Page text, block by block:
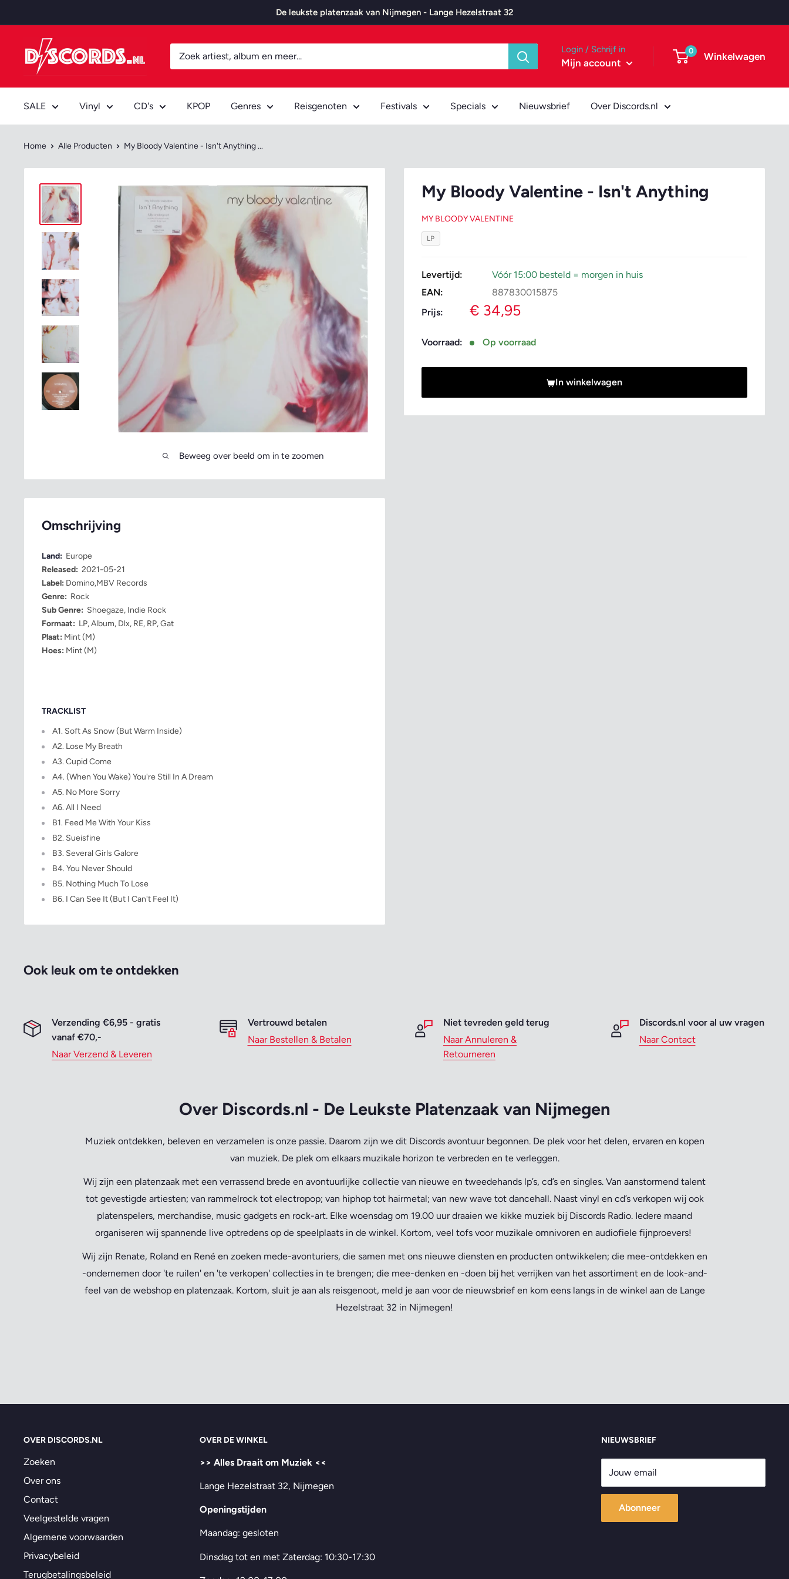
naar
De leukste platenzaak van Nijmegen - Lange Hezelstraat 32
Discords.nl Login / Schrijf in
Mijn account
0 Winkelwagen
SALE Vinyl CD's KPOP Genres Reisgenoten Festivals Specials Nieuwsbrief Over Discords.nl
Home Alle Producten My Bloody Valentine - Isn't Anything ...
Beweeg over beeld om in te zoomen
My Bloody Valentine - Isn't Anything
MY BLOODY VALENTINE
LP
Levertijd:
Vóór 15:00 besteld = morgen in huis
EAN:
887830015875
Prijs:
Verkoopprijs
€ 34,95
Voorraad: Op voorraad
In winkelwagen
Omschrijving
Land: Europe
Released: 2021-05-21
Label: Domino,MBV Records
Genre: Rock
Sub Genre: Shoegaze, Indie Rock
Formaat: LP, Album, Dlx, RE, RP, Gat
Plaat: Mint (M)
Hoes: Mint (M)
TRACKLIST
A1. Soft As Snow (But Warm Inside)
A2. Lose My Breath
A3. Cupid Come
A4. (When You Wake) You're Still In A Dream
A5. No More Sorry
A6. All I Need
B1. Feed Me With Your Kiss
B2. Sueisfine
B3. Several Girls Galore
B4. You Never Should
B5. Nothing Much To Lose
B6. I Can See It (But I Can't Feel It)
Ook leuk om te ontdekken
Verzending €6,95 - gratis
vanaf €70,-
Naar Verzend & Leveren
Vertrouwd betalen
Naar Bestellen & Betalen
Niet tevreden geld terug
Naar Annuleren &
Retourneren
Discords.nl voor al uw vragen
Naar Contact
Over Discords.nl - De Leukste Platenzaak van Nijmegen
Muziek ontdekken, beleven en verzamelen is onze passie. Daarom zijn we dit Discords avontuur begonnen. De plek voor het delen, ervaren en kopen
van muziek. De plek om elkaars muzikale horizon te verbreden en te verleggen.
Wij zijn een platenzaak met een verrassend brede en avontuurlijke collectie van nieuwe en tweedehands lp’s, cd’s en singles. Van aanstormend talent
tot gevestigde artiesten; van rammelrock tot electropop; van hiphop tot hairmetal; van new wave tot dancehall. Naast vinyl en cd’s verkopen wij ook
platenspelers, merchandise, music gadgets en rock-art. Elke woensdag om 19.00 uur draaien we kikke muziek bij Discords Radio. Iedere maand
organiseren wij spannende live optredens op de speelplaats in de winkel. Kortom, veel tofs voor muzikale omnivoren en audiofiele fijnproevers!
Wij zijn Renate, Roland en René en zoeken mede-avonturiers, die samen met ons nieuwe diensten en producten ontwikkelen; die mee-ontdekken en
-ondernemen door 'te ruilen' en 'te verkopen' collecties in te brengen; die mee-denken en -doen bij het verrijken van het assortiment en de look-and-
feel van de webshop en platenzaak. Kortom, sluit je aan als reisgenoot, meld je aan voor de nieuwsbrief en kom eens langs in de winkel aan de Lange
Hezelstraat 32 in Nijmegen!
OVER DISCORDS.NL
Zoeken
Over ons
Contact
Veelgestelde vragen
Algemene voorwaarden
Privacybeleid
Terugbetalingsbeleid
OVER DE WINKEL
>> Alles Draait om Muziek <<
Lange Hezelstraat 32, Nijmegen
Openingstijden
Maandag: gesloten
Dinsdag tot en met Zaterdag: 10:30-17:30
NIEUWSBRIEF
Jouw email
Abonneer